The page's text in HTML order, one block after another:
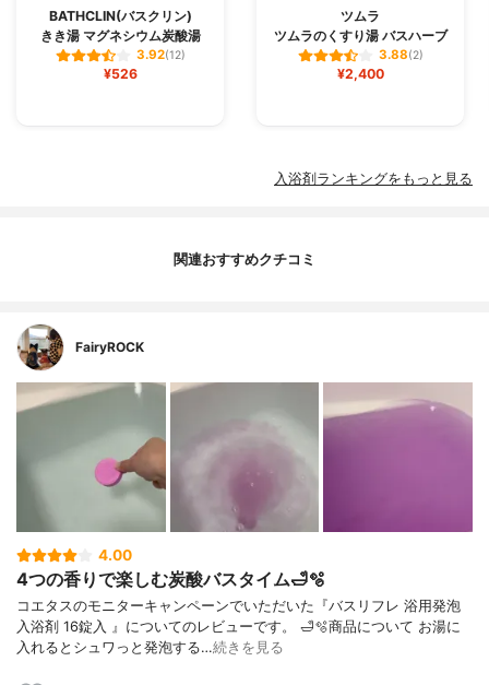
BATHCLIN(バスクリン)
きき湯 マグネシウム炭酸湯
3.92(12)
¥526
ツムラ
ツムラのくすり湯 バスハーブ
3.88(2)
¥2,400
入浴剤ランキングをもっと見る
関連おすすめクチコミ
FairyROCK
4.00
4つの香りで楽しむ炭酸バスタイム🛁🫧
コエタスのモニターキャンペーンでいただいた『バスリフレ 浴用発泡
入浴剤 16錠入 』についてのレビューです。 🛁🫧商品について お湯に
入れるとシュワっと発泡する…続きを見る